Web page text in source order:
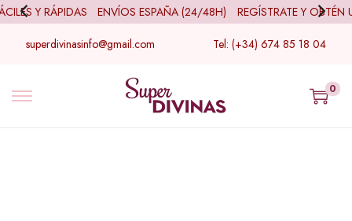
Y RÁPIDAS ENVÍOS ESPAÑA (24/48H) REGÍSTRATE Y OBTÉN
superdivinasinfo@gmail.com Tel: (+34) 674 85 18 04
0